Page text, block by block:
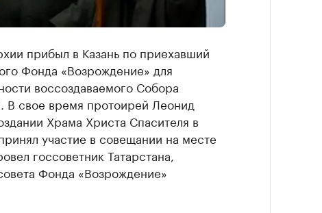
прибыл в Казань по приехавший
Фонда «Возрождение» для
воссоздаваемого Собора
В свое время протоирей Леонид
Храма Христа Спасителя в
участие в совещании на месте
госсоветник Татарстана,
Фонда «Возрождение»